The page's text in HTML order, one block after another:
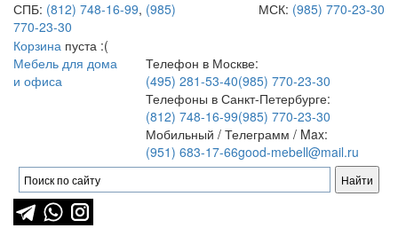
СПБ: (812) 748-16-99, (985)
770-23-30
МСК: (985) 770-23-30
Корзина пуста :(
Мебель для дома
и офиса
Телефон в Москве:
(495) 281-53-40(985) 770-23-30
Телефоны в Санкт-Петербурге:
(812) 748-16-99(985) 770-23-30
Мобильный / Телеграмм / Max:
(951) 683-17-66good-mebell@mail.ru